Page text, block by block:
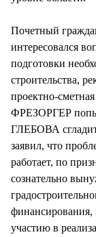
Почетный
интересовался
подготовки
строительства,
проектно-
ФРЕЗОРГЕР
ГЛЕБОВА
заявил, что
работает, по
сознательно
финансирования,
участию в